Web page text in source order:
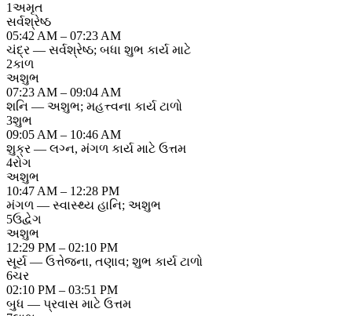
1અમૃત
સર્વશ્રેષ્ઠ
05:42 AM – 07:23 AM
ચંદ્ર — સર્વશ્રેષ્ઠ; બધા શુભ કાર્ય માટે
2કાળ
અશુભ
07:23 AM – 09:04 AM
શનિ — અશુભ; મહત્ત્વના કાર્ય ટાળો
3શુભ
09:05 AM – 10:46 AM
શુક્ર — લગ્ન, મંગળ કાર્ય માટે ઉત્તમ
4રોગ
અશુભ
10:47 AM – 12:28 PM
મંગળ — સ્વાસ્થ્ય હાનિ; અશુભ
5ઉદ્વેગ
અશુભ
12:29 PM – 02:10 PM
સૂર્ય — ઉત્તેજના, તણાવ; શુભ કાર્ય ટાળો
6ચર
02:10 PM – 03:51 PM
બુધ — પ્રવાસ માટે ઉત્તમ